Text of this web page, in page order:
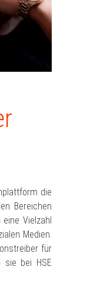
die
Bereichen
Vielzahl
Medien.
für
sie bei HSE